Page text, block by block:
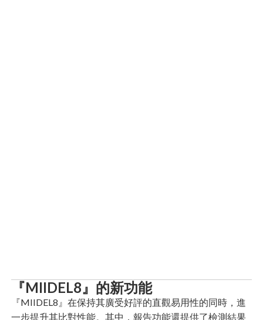
『MIIDEL8』的新功能
『MIIDEL8』在保持其廣受好評的直觀易用性的同時，進
一步提升其比對性能。其中，報告功能還提供了檢測結果